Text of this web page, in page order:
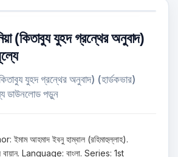
(কিতাবুয যুহদ গ্রন্থের অনুবাদ)
যুহদ গ্রন্থের অনুবাদ) (হার্ডকভার)
ডাউনলোড পড়ুন
আহমাদ ইবনু হাম্বাল (রহিমাহুল্লাহ).
Language: বাংলা. Series: 1st